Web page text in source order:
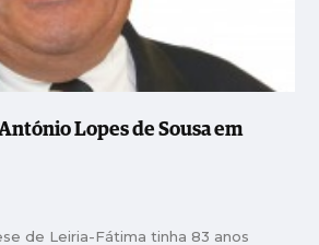
Lopes de Sousa em
de Leiria-Fátima tinha 83 anos